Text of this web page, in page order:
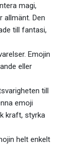
magi,
allmänt. Den
till fantasi,
Emojin
eller
till
emoji
kraft, styrka
helt enkelt